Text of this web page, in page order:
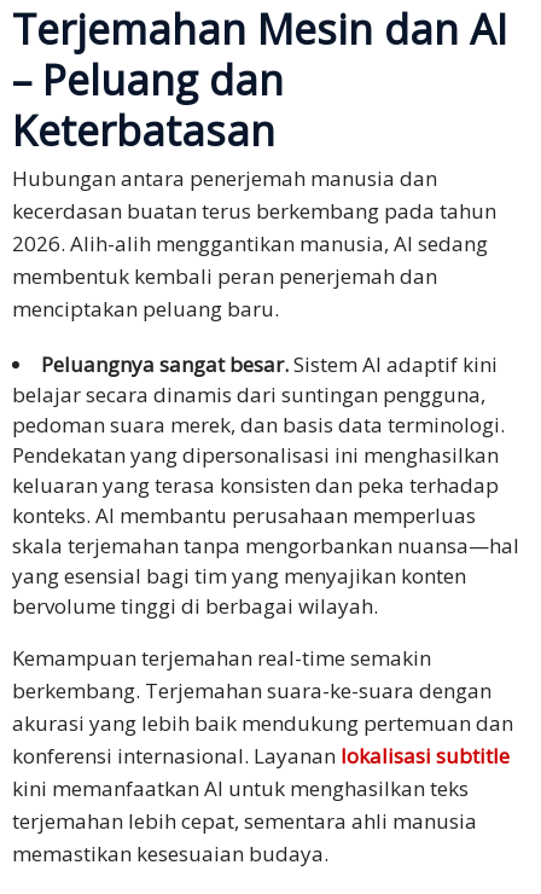
Terjemahan Mesin dan AI
– Peluang dan
Keterbatasan
Hubungan antara penerjemah manusia dan
kecerdasan buatan terus berkembang pada tahun
2026. Alih-alih menggantikan manusia, AI sedang
membentuk kembali peran penerjemah dan
menciptakan peluang baru.
Peluangnya sangat besar.Sistem AI adaptif kini
belajar secara dinamis dari suntingan pengguna,
pedoman suara merek, dan basis data terminologi.
Pendekatan yang dipersonalisasi ini menghasilkan
keluaran yang terasa konsisten dan peka terhadap
konteks. AI membantu perusahaan memperluas
skala terjemahan tanpa mengorbankan nuansa—hal
yang esensial bagi tim yang menyajikan konten
bervolume tinggi di berbagai wilayah.
Kemampuan terjemahan real-time semakin
berkembang. Terjemahan suara-ke-suara dengan
akurasi yang lebih baik mendukung pertemuan dan
konferensi internasional. Layanan lokalisasi subtitle
kini memanfaatkan AI untuk menghasilkan teks
terjemahan lebih cepat, sementara ahli manusia
memastikan kesesuaian budaya.